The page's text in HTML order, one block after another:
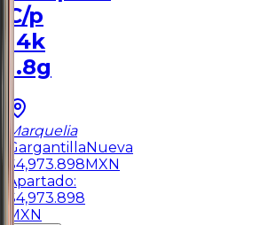
C/p
14k
1.8g
Marquelia
Gargantilla Nueva
$4,973.898 MXN
Apartado:
$4,973.898
MXN